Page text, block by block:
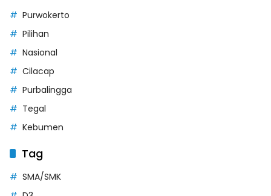
Purwokerto
Pilihan
Nasional
Cilacap
Purbalingga
Tegal
Kebumen
Tag
SMA/SMK